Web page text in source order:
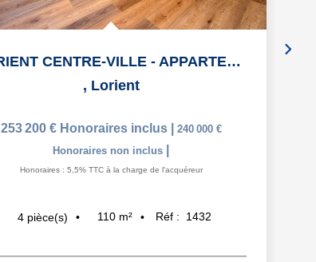
LORIENT CENTRE-VILLE - APPARTEMENT 110 M² - 3 CHAMBRES -...
, Lorient
253 200 € Honoraires inclus
240 000 €
Honoraires non inclus
Honoraires : 5,5% TTC à la charge de l'acquéreur
4 pièce(s) 110 m² Réf : 1432